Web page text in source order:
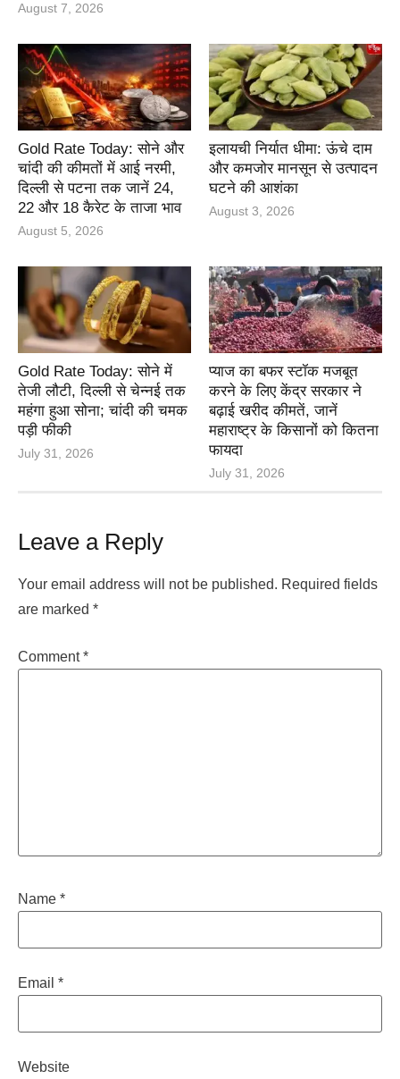
August 7, 2026
Gold Rate Today: सोने और
चांदी की कीमतों में आई नरमी,
दिल्ली से पटना तक जानें 24,
22 और 18 कैरेट के ताजा भाव
August 5, 2026
इलायची निर्यात धीमा: ऊंचे दाम
और कमजोर मानसून से उत्पादन
घटने की आशंका
August 3, 2026
Gold Rate Today: सोने में
तेजी लौटी, दिल्ली से चेन्नई तक
महंगा हुआ सोना; चांदी की चमक
पड़ी फीकी
July 31, 2026
प्याज का बफर स्टॉक मजबूत
करने के लिए केंद्र सरकार ने
बढ़ाई खरीद कीमतें, जानें
महाराष्ट्र के किसानों को कितना
फायदा
July 31, 2026
Leave a Reply
Your email address will not be published. Required fields
are marked *
Comment*
Name *
Email *
Website